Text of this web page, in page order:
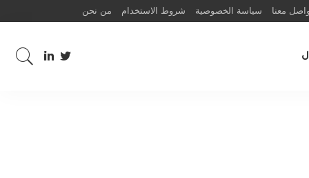
معنا سياسة الخصوصية شروط الاستخدام من نحن